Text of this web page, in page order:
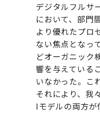
デジタルフルサ
において、部門
より優れたプロ
ない焦点となっ
どオーガニック
響を与えている
いなかった。こ
それにより、我
Iモデルの両方が